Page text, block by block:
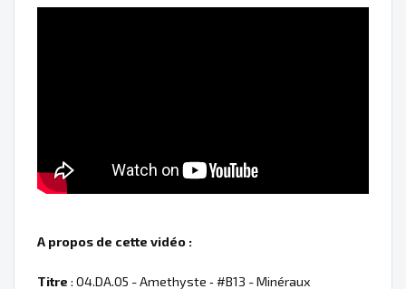
A propos de cette vidéo :
Titre : 04.DA.05 - Amethyste ‐ #B13 - Minéraux